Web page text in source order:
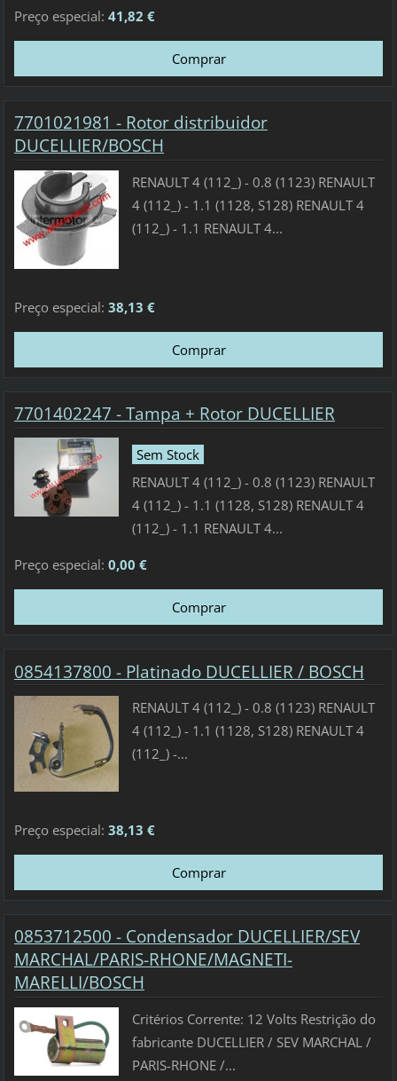
Preço especial: 41,82 €
7701021981 - Rotor distribuidor
DUCELLIER/BOSCH
RENAULT 4 (112_) - 0.8 (1123) RENAULT
4 (112_) - 1.1 (1128, S128) RENAULT 4
(112_) - 1.1 RENAULT 4...
Preço especial: 38,13 €
7701402247 - Tampa + Rotor DUCELLIER
Sem Stock
RENAULT 4 (112_) - 0.8 (1123) RENAULT
4 (112_) - 1.1 (1128, S128) RENAULT 4
(112_) - 1.1 RENAULT 4...
Preço especial: 0,00 €
0854137800 - Platinado DUCELLIER / BOSCH
RENAULT 4 (112_) - 0.8 (1123) RENAULT
4 (112_) - 1.1 (1128, S128) RENAULT 4
(112_) -...
Preço especial: 38,13 €
0853712500 - Condensador DUCELLIER/SEV
MARCHAL/PARIS-RHONE/MAGNETI-
MARELLI/BOSCH
Critérios Corrente: 12 Volts Restrição do
fabricante DUCELLIER / SEV MARCHAL /
PARIS-RHONE /...